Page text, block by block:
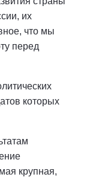
их
что мы
перед
которых
крупная,